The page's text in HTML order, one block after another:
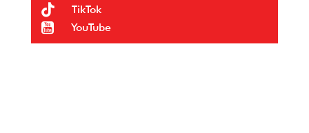
TikTok
YouTube